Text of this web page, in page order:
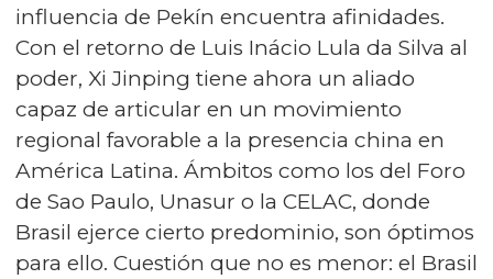
influencia de Pekín encuentra afinidades.
Con el retorno de Luis Inácio Lula da Silva al
poder, Xi Jinping tiene ahora un aliado
capaz de articular en un movimiento
regional favorable a la presencia china en
América Latina. Ámbitos como los del Foro
de Sao Paulo, Unasur o la CELAC, donde
Brasil ejerce cierto predominio, son óptimos
para ello. Cuestión que no es menor: el Brasil